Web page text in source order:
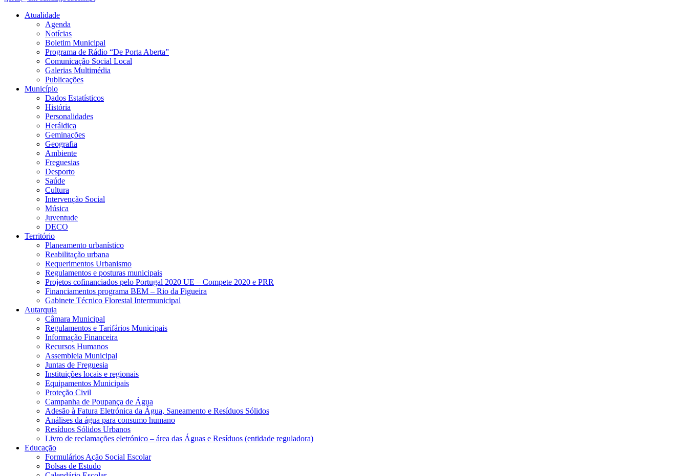
Atualidade
Agenda
Notícias
Boletim Municipal
Programa de Rádio “De Porta Aberta”
Comunicação Social Local
Galerias Multimédia
Publicações
Município
Dados Estatísticos
História
Personalidades
Heráldica
Geminações
Geografia
Ambiente
Freguesias
Desporto
Saúde
Cultura
Intervenção Social
Música
Juventude
DECO
Território
Planeamento urbanístico
Reabilitação urbana
Requerimentos Urbanismo
Regulamentos e posturas municipais
Projetos cofinanciados pelo Portugal 2020 UE – Compete 2020 e PRR
Financiamentos programa BEM – Rio da Figueira
Gabinete Técnico Florestal Intermunicipal
Autarquia
Câmara Municipal
Regulamentos e Tarifários Municipais
Informação Financeira
Recursos Humanos
Assembleia Municipal
Juntas de Freguesia
Instituições locais e regionais
Equipamentos Municipais
Proteção Civil
Campanha de Poupança de Água
Adesão à Fatura Eletrónica da Água, Saneamento e Resíduos Sólidos
Análises da água para consumo humano
Resíduos Sólidos Urbanos
Livro de reclamações eletrónico – área das Águas e Resíduos (entidade reguladora)
Educação
Formulários Ação Social Escolar
Bolsas de Estudo